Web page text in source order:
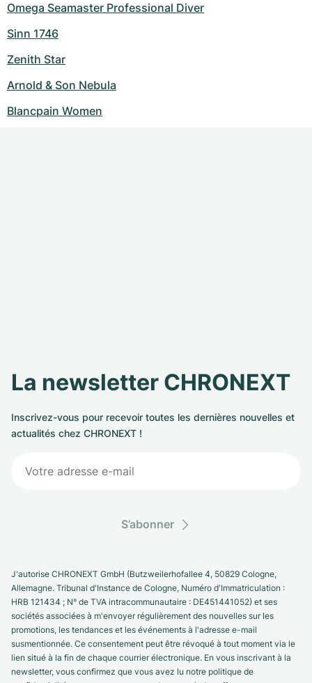
Omega Seamaster Professional Diver
Sinn 1746
Zenith Star
Arnold & Son Nebula
Blancpain Women
La newsletter CHRONEXT
Inscrivez-vous pour recevoir toutes les dernières nouvelles et
actualités chez CHRONEXT !
S’abonner
J'autorise CHRONEXT GmbH (Butzweilerhofallee 4, 50829 Cologne,
Allemagne. Tribunal d'Instance de Cologne, Numéro d'Immatriculation :
HRB 121434 ; N° de TVA intracommunautaire : DE451441052) et ses
sociétés associées à m'envoyer régulièrement des nouvelles sur les
promotions, les tendances et les événements à l'adresse e-mail
susmentionnée. Ce consentement peut être révoqué à tout moment via le
lien situé à la fin de chaque courrier électronique. En vous inscrivant à la
newsletter, vous confirmez que vous avez lu notre politique de